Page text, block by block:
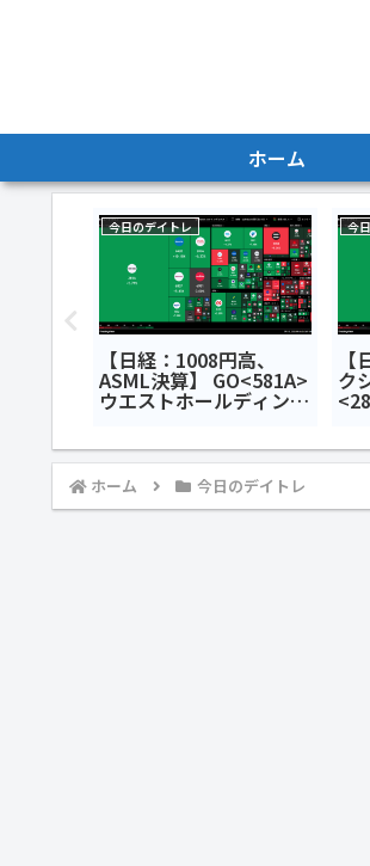
ホーム
今日のデイトレ
【日経：1008円高、
ASML決算】 GO<581A>
ウエストホールディング
ス<1407>三光合成
月15日
今
ク
ホーム 今日のデイトレ